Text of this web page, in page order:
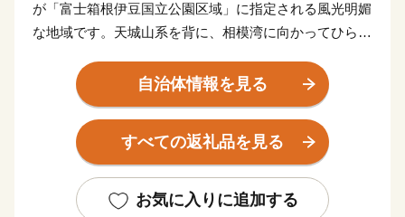
が「富士箱根伊豆国立公園区域」に指定される風光明媚
な地域です。天城山系を背に、相模湾に向かってひらけ
ゾート地として多くの人を魅了しています。また、伊豆
半島は２０１８年にユネスコ世界ジオパークに認定さ
れ、市内には大室山や城ケ崎祈願などのジオサイトが数
多く点在しています。これだけの豊かな自然に囲まれて
クセスの良さも魅力の一つです。四季を通じて温暖な気
自治体情報を見る
すべての返礼品を見る
お気に入りに追加する